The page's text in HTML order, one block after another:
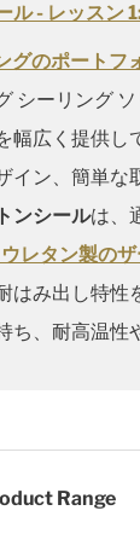
ル - レッスン
グのポートフ
シーリング
幅広く提供
イン、簡単な
ンシールは、
レタン製の
はみ出し特性
ち、耐高温性
Range